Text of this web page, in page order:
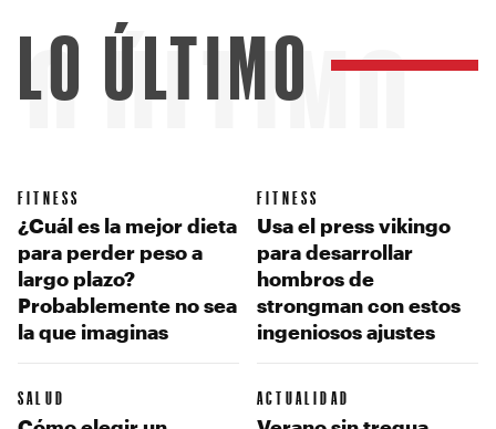
ÚLTIMO
LO ÚLTIMO
FITNESS
¿Cuál es la mejor dieta
para perder peso a
largo plazo?
Probablemente no sea
la que imaginas
FITNESS
Usa el press vikingo
para desarrollar
hombros de
strongman con estos
ingeniosos ajustes
SALUD ACTUALIDAD